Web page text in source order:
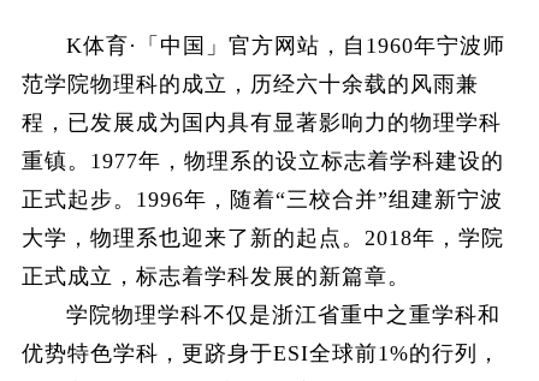
K体育·「中国」官方网站，自1960年宁波师
范学院物理科的成立，历经六十余载的风雨兼
程，已发展成为国内具有显著影响力的物理学科
重镇。1977年，物理系的设立标志着学科建设的
正式起步。1996年，随着“三校合并”组建新宁波
大学，物理系也迎来了新的起点。2018年，学院
正式成立，标志着学科发展的新篇章。
学院物理学科不仅是浙江省重中之重学科和
优势特色学科，更跻身于ESI全球前1%的行列，